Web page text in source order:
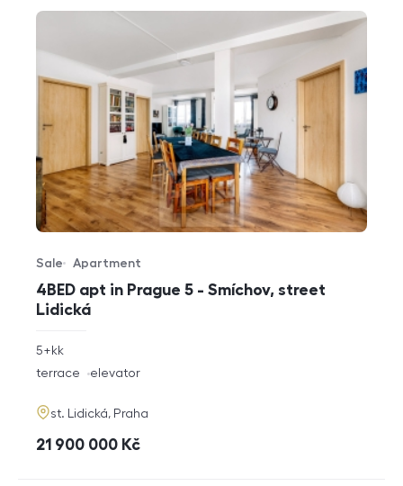
4BED apt in Prague 5 - Smíchov, street
Lidická
Offer type
Sale
Property type
Apartment
rozměry
disposition
5+kk
funkce
terrace elevator
adresa
st. Lidická, Praha
cena
21 900 000 Kč